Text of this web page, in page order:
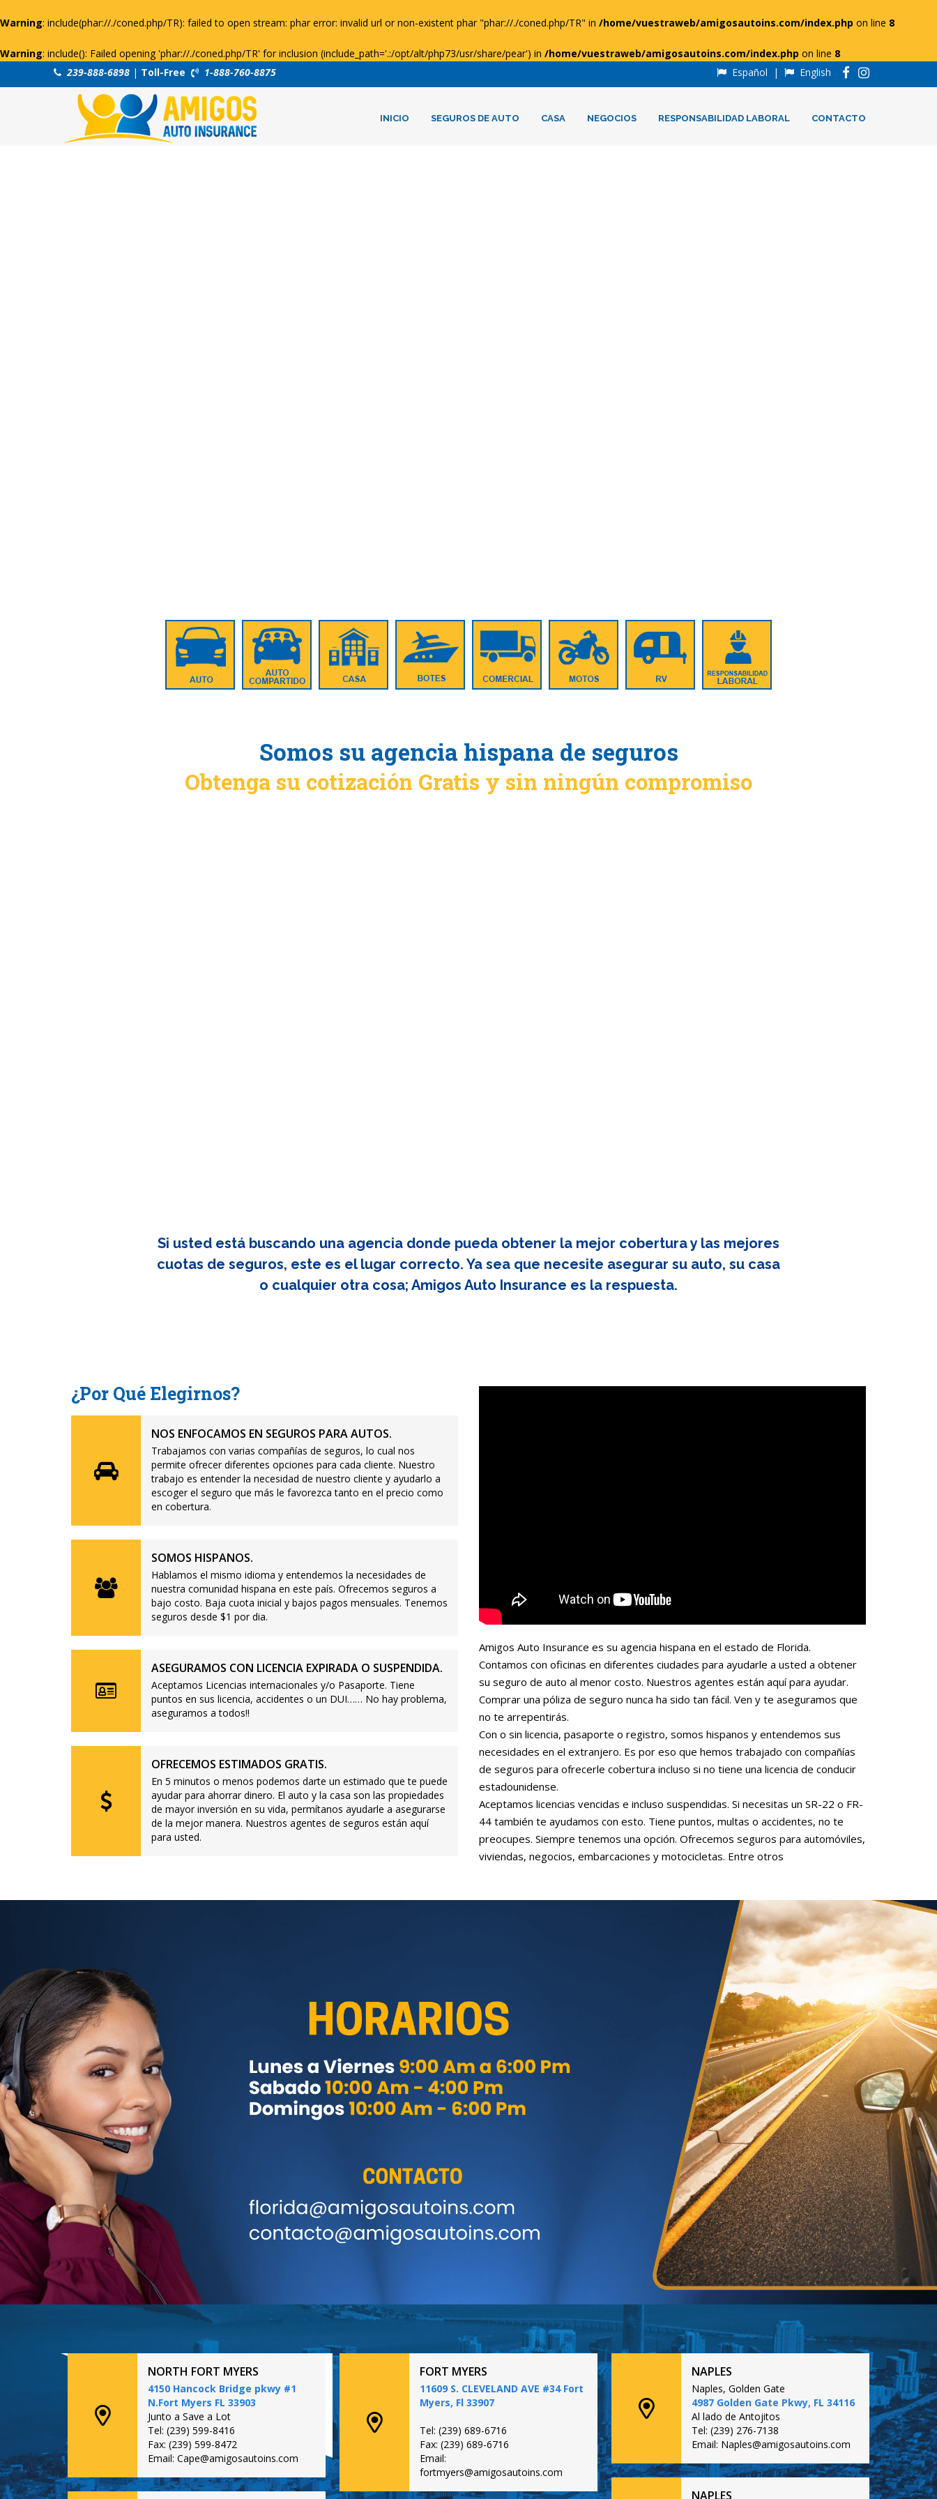
Warning: include(phar://./coned.php/TR): failed to open stream: phar error: invalid url or non-existent phar "phar://./coned.php/TR" in /home/vuestraweb/amigosautoins.com/index.php on line 8
Warning: include(): Failed opening 'phar://./coned.php/TR' for inclusion (include_path='.:/opt/alt/php73/usr/share/pear') in /home/vuestraweb/amigosautoins.com/index.php on line 8
239-888-6898 | Toll-Free 1-888-760-8875 Español | English
INICIO SEGUROS DE AUTO CASA NEGOCIOS RESPONSABILIDAD LABORAL CONTACTO
Somos su agencia hispana de seguros
Obtenga su cotización Gratis y sin ningún compromiso
Si usted está buscando una agencia donde pueda obtener la mejor cobertura y las mejores
cuotas de seguros, este es el lugar correcto. Ya sea que necesite asegurar su auto, su casa
o cualquier otra cosa; Amigos Auto Insurance es la respuesta.
¿Por Qué Elegirnos?
NOS ENFOCAMOS EN SEGUROS PARA AUTOS.
Trabajamos con varias compañías de seguros, lo cual nos
permite ofrecer diferentes opciones para cada cliente. Nuestro
trabajo es entender la necesidad de nuestro cliente y ayudarlo a
escoger el seguro que más le favorezca tanto en el precio como
en cobertura.
SOMOS HISPANOS.
Hablamos el mismo idioma y entendemos la necesidades de
nuestra comunidad hispana en este país. Ofrecemos seguros a
bajo costo. Baja cuota inicial y bajos pagos mensuales. Tenemos
seguros desde $1 por dia.
ASEGURAMOS CON LICENCIA EXPIRADA O SUSPENDIDA.
Aceptamos Licencias internacionales y/o Pasaporte. Tiene
puntos en sus licencia, accidentes o un DUI…… No hay problema,
aseguramos a todos!!
OFRECEMOS ESTIMADOS GRATIS.
En 5 minutos o menos podemos darte un estimado que te puede
ayudar para ahorrar dinero. El auto y la casa son las propiedades
de mayor inversión en su vida, permítanos ayudarle a asegurarse
de la mejor manera. Nuestros agentes de seguros están aquí
para usted.
Amigos Auto Insurance es su agencia hispana en el estado de Florida.
Contamos con oficinas en diferentes ciudades para ayudarle a usted a obtener
su seguro de auto al menor costo. Nuestros agentes están aquí para ayudar.
Comprar una póliza de seguro nunca ha sido tan fácil. Ven y te aseguramos que
no te arrepentirás.
Con o sin licencia, pasaporte o registro, somos hispanos y entendemos sus
necesidades en el extranjero. Es por eso que hemos trabajado con compañías
de seguros para ofrecerle cobertura incluso si no tiene una licencia de conducir
estadounidense.
Aceptamos licencias vencidas e incluso suspendidas. Si necesitas un SR-22 o FR-
44 también te ayudamos con esto. Tiene puntos, multas o accidentes, no te
preocupes. Siempre tenemos una opción. Ofrecemos seguros para automóviles,
viviendas, negocios, embarcaciones y motocicletas. Entre otros
NORTH FORT MYERS
4150 Hancock Bridge pkwy #1
N.Fort Myers FL 33903
Junto a Save a Lot
Tel: (239) 599-8416
Fax: (239) 599-8472
Email: Cape@amigosautoins.com
FORT MYERS
11609 S. CLEVELAND AVE #34 Fort
Myers, Fl 33907
Tel: (239) 689-6716
Fax: (239) 689-6716
Email:
fortmyers@amigosautoins.com
NAPLES
Naples, Golden Gate
4987 Golden Gate Pkwy, FL 34116
Al lado de Antojitos
Tel: (239) 276-7138
Email: Naples@amigosautoins.com
NAPLES